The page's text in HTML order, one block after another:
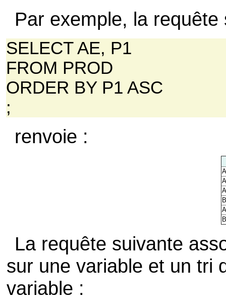
Par exemple, la requête
SELECT AE, P1
FROM PROD
ORDER BY P1 ASC
;
renvoie :
La requête suivante
sur une variable et un tri
variable :